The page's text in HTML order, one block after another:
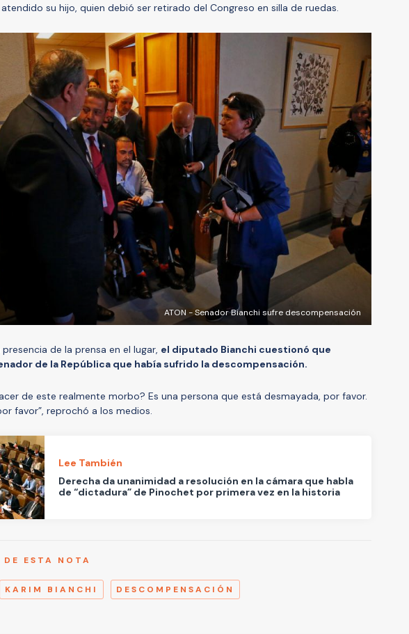
su hijo, quien debió ser retirado del Congreso en silla de ruedas.
ATON - Senador Bianchi sufre descompensación
de la prensa en el lugar, el diputado Bianchi cuestionó que
de la República que había sufrido la descompensación.
de este realmente morbo? Es una persona que está desmayada, por favor.
favor”, reprochó a los medios.
Lee También
Derecha da unanimidad a resolución en la cámara que habla
de “dictadura” de Pinochet por primera vez en la historia
ESTA NOTA
KARIM BIANCHI DESCOMPENSACIÓN